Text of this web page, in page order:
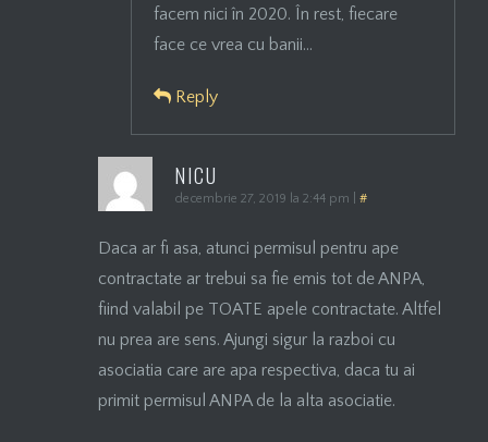
facem nici în 2020. În rest, fiecare
face ce vrea cu banii…
Reply
NICU
decembrie 27, 2019 la 2:44 pm #
Daca ar fi asa, atunci permisul pentru ape
contractate ar trebui sa fie emis tot de ANPA,
fiind valabil pe TOATE apele contractate. Altfel
nu prea are sens. Ajungi sigur la razboi cu
asociatia care are apa respectiva, daca tu ai
primit permisul ANPA de la alta asociatie.